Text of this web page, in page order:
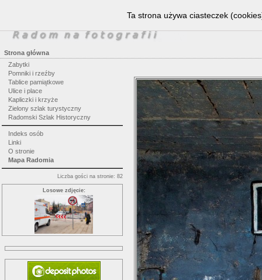
Strona główna
Zabytki
Pomniki i rzeźby
Tablice pamiątkowe
Ulice i place
Kapliczki i krzyże
Zielony szlak turystyczny
Radomski Szlak Historyczny
Indeks osób
Linki
O stronie
Mapa Radomia
Liczba gości na stronie: 82
Losowe zdjęcie:
Ta strona używa ciasteczek